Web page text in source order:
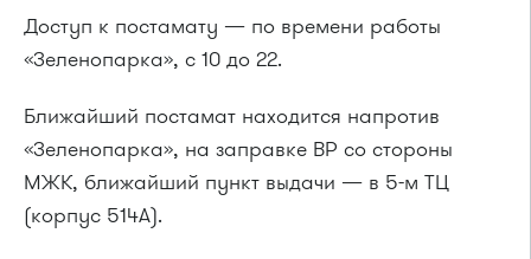
Доступ к постамату — по времени работы
«Зеленопарка», с 10 до 22.
Ближайший постамат находится напротив
«Зеленопарка», на заправке BP со стороны
МЖК, ближайший пункт выдачи — в 5-м ТЦ
(корпус 514А).